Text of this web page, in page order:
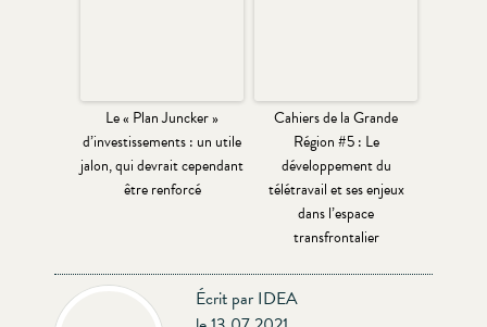
Le « Plan Juncker »
d’investissements : un utile
jalon, qui devrait cependant
être renforcé
Cahiers de la Grande
Région #5 : Le
développement du
télétravail et ses enjeux
dans l’espace
transfrontalier
Écrit par IDEA